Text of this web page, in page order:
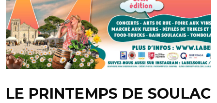
LE PRINTEMPS DE SOULAC